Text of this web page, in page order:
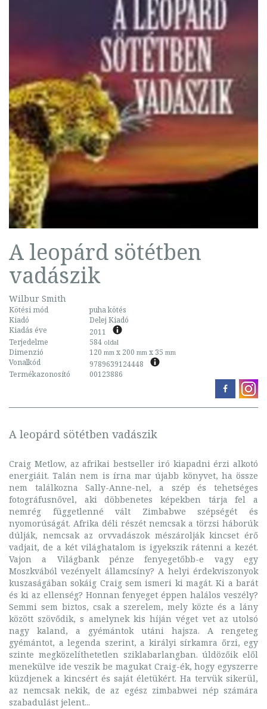
A leopárd sötétben
vadászik
Wilbur Smith
Kötési mód
puha kötés
Kiadó
Delej Kiadó
Kiadás éve
2011
Terjedelme
584 oldal
Dimenzió 120 mm x 200 mm x 35 mm
Vonalkód
9789639124448
Termékazonosító
00123886
A leopárd sötétben vadászik
Craig Metlow, az afrikai bestseller iró kiapadni érzi alkotó
energiáit. Talán nem is írna mar újabb könyvet, ha össze
nem találkozna Sally-Anne-nel, a szép és tehetséges
fotográfusnővel, aki döbbenetes képekben tárja fel a
nemrég függetlenné vált Zimbabwe szépségét és
nyomorúságát. Afrika déli részét nemcsak a törzsi háborúk
dúlják, nemcsak az orvvadászok mészárolják kincset érő
vadjait, de a két világhatalom is igyekszik rátenni a kezét.
Vajon a Világbank pénze fenyegetőbb-e vagy egy
Moszkvából vezényelt államcsíny? A helyi érdekviszonyok
kuszaságában sokáig Craig sem ismeri ki magát. Ki a barát
és ki az ellenség? Honnan fenyeget éppen halálos veszély?
Semmi sem biztos, csak a szerelem, mely közte és a lány
között szövődik, s amelynek kis híján véget vet az utolsó
nagy kaland, a gyémántok utáni hajsza. A rengeteg
gyémántot, a legenda szerint, a királyi sírkamra őrzi, egy
szinte megközelíthetetlen sziklabarlangban. úldözőik elől
menekülve ide veszik be magukat Craig-ék, hogy egyszerre
küzdjenek a kincsért és saját életükért. Ha tervük sikerül,
az nemcsak nekik, de az egész zimbabwei nép számára
szabadulást jelent...